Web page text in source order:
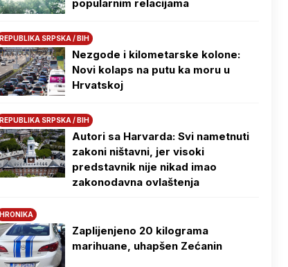
popularnim relacijama
REPUBLIKA SRPSKA / BIH
Nezgode i kilometarske kolone:
Novi kolaps na putu ka moru u
Hrvatskoj
REPUBLIKA SRPSKA / BIH
Autori sa Harvarda: Svi nametnuti
zakoni ništavni, jer visoki
predstavnik nije nikad imao
zakonodavna ovlaštenja
HRONIKA
Zaplijenjeno 20 kilograma
marihuane, uhapšen Zećanin